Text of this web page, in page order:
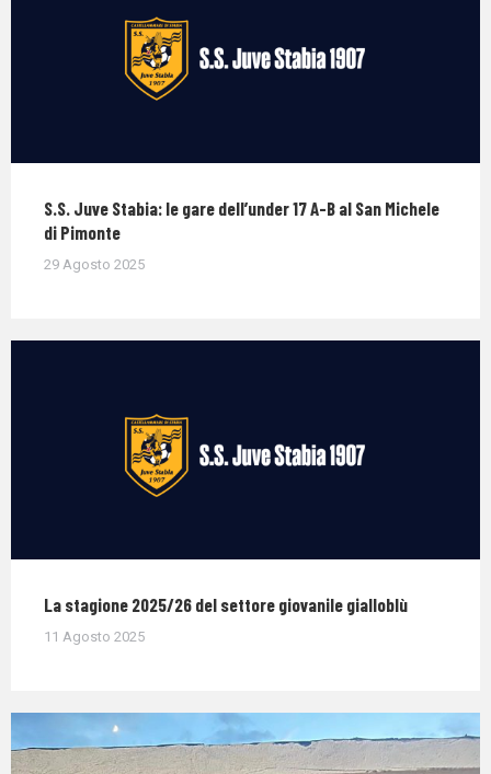
S.S. Juve Stabia: le gare dell’under 17 A-B al San Michele
di Pimonte
29 Agosto 2025
La stagione 2025/26 del settore giovanile gialloblù
11 Agosto 2025